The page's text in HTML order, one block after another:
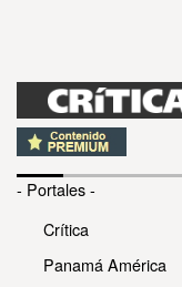
- Portales -
Crítica
Panamá América